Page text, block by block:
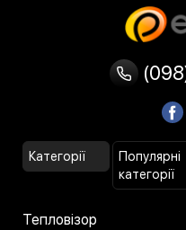
Категорії
Популярні
категорії
Тепловізор